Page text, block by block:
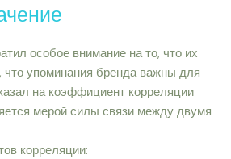
особое внимание на то, что их
упоминания бренда важны для
на коэффициент корреляции
мерой силы связи между двумя
корреляции: